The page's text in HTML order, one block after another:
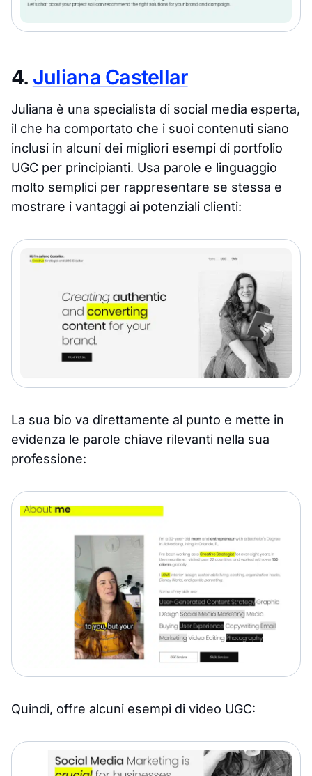
4. Juliana Castellar
Juliana è una specialista di social media esperta,
il che ha comportato che i suoi contenuti siano
inclusi in alcuni dei migliori esempi di portfolio
UGC per principianti. Usa parole e linguaggio
molto semplici per rappresentare se stessa e
mostrare i vantaggi ai potenziali clienti:
La sua bio va direttamente al punto e mette in
evidenza le parole chiave rilevanti nella sua
professione:
Quindi, offre alcuni esempi di video UGC: